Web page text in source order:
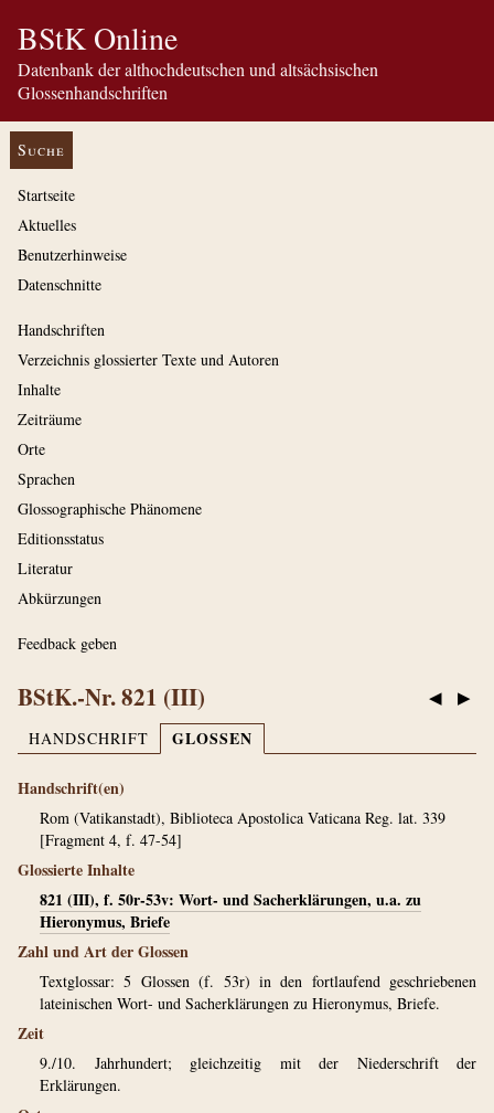
BStK Online
Datenbank der althochdeutschen und altsächsischen
Glossenhandschriften
Suche
Startseite
Aktuelles
Benutzerhinweise
Datenschnitte
Handschriften
Verzeichnis glossierter Texte und Autoren
Inhalte
Zeiträume
Orte
Sprachen
Glossographische Phänomene
Editionsstatus
Literatur
Abkürzungen
Feedback geben
◀ ▶
BStK.-Nr. 821 (III)
HANDSCHRIFT GLOSSEN
Handschrift(en)
Rom (Vatikanstadt), Biblioteca Apostolica Vaticana Reg. lat. 339
[Fragment 4, f. 47-54]
Glossierte Inhalte
821 (III), f. 50r-53v: Wort- und Sacherklärungen, u.a. zu
Hieronymus, Briefe
Zahl und Art der Glossen
Textglossar: 5 Glossen (f. 53r) in den fortlaufend geschriebenen
lateinischen Wort- und Sacherklärungen zu Hieronymus, Briefe.
Zeit
9./10. Jahrhundert; gleichzeitig mit der Niederschrift der
Erklärungen.